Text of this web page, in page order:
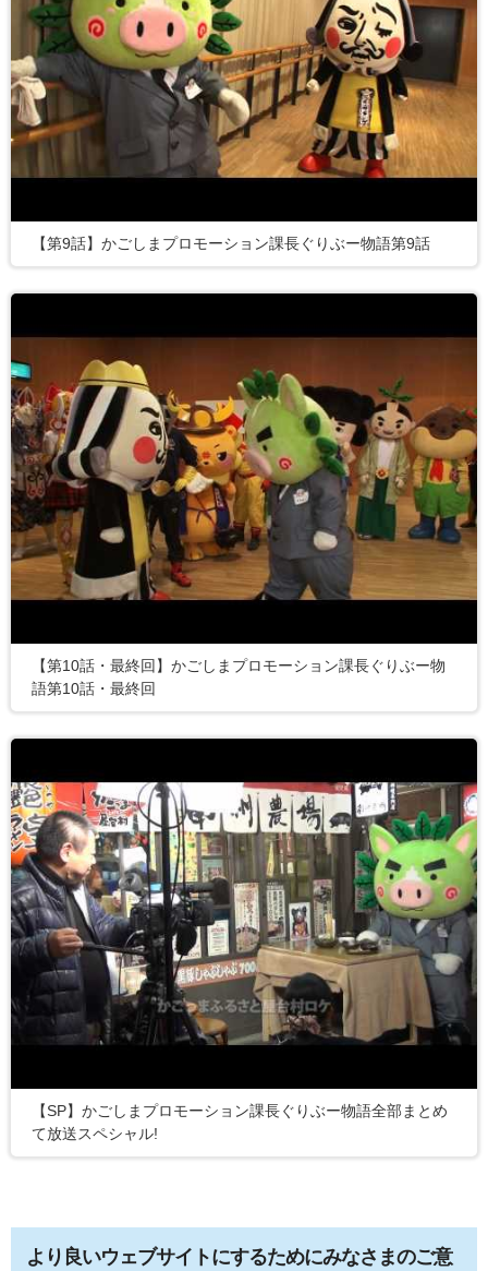
【第9話】かごしまプロモーション課長ぐりぶー物語第9話
【第10話・最終回】かごしまプロモーション課長ぐりぶー物
語第10話・最終回
【SP】かごしまプロモーション課長ぐりぶー物語全部まとめ
て放送スペシャル!
より良いウェブサイトにするためにみなさまのご意